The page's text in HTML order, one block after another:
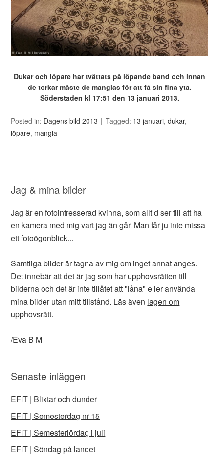
Dukar och löpare har tvättats på löpande band och innan
de torkar måste de manglas för att få sin fina yta.
Söderstaden kl 17:51 den 13 januari 2013.
Posted in: Dagens bild 2013 Tagged: 13 januari,dukar,
löpare, mangla
Jag & mina bilder
Jag är en fotointresserad kvinna, som alltid ser till att ha
en kamera med mig vart jag än går. Man får ju inte missa
ett fotoögonblick...
Samtliga bilder är tagna av mig om inget annat anges.
Det innebär att det är jag som har upphovsrätten till
bilderna och det är inte tillåtet att "låna" eller använda
mina bilder utan mitt tillstånd. Läs även lagen om
upphovsrätt.
/Eva B M
Senaste inläggen
EFIT | Blixtar och dunder
EFIT | Semesterdag nr 15
EFIT | Semesterlördag i juli
EFIT | Söndag på landet